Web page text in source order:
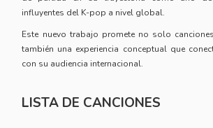
influyentes del K-pop a nivel global.
Este nuevo trabajo promete no solo
también una experiencia conceptual que
con su audiencia internacional.
LISTA DE CANCIONES